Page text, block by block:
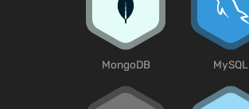
MongoDB MySQL